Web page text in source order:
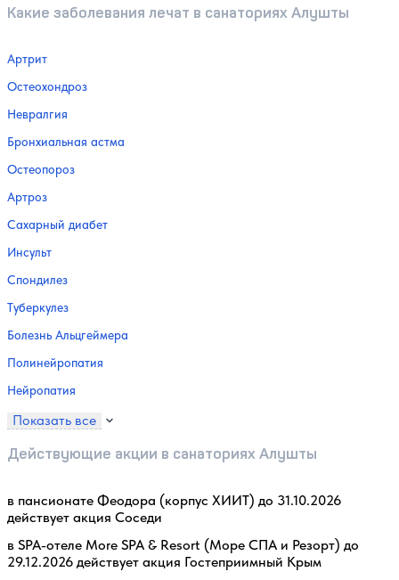
Какие заболевания лечат в санаториях Алушты
Артрит
Остеохондроз
Невралгия
Бронхиальная астма
Остеопороз
Артроз
Сахарный диабет
Инсульт
Спондилез
Туберкулез
Болезнь Альцгеймера
Полинейропатия
Нейропатия
Показать все
Действующие акции в санаториях Алушты
в пансионате Феодора (корпус ХИИТ) до 31.10.2026
действует акция Соседи
в SPA-отеле More SPA & Resort (Море СПА и Резорт) до
29.12.2026 действует акция Гостеприимный Крым